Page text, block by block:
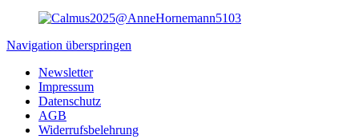
Navigation überspringen
Newsletter
Impressum
Datenschutz
AGB
Widerrufsbelehrung